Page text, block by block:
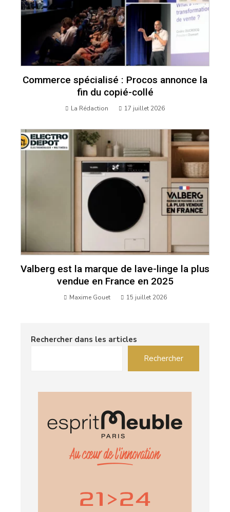
Commerce spécialisé : Procos annonce la
fin du copié-collé
La Rédaction 17 juillet 2026
Valberg est la marque de lave-linge la plus
vendue en France en 2025
Maxime Gouet 15 juillet 2026
Rechercher dans les articles
Rechercher